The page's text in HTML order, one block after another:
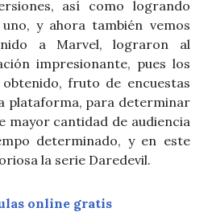
así como logrando
y ahora también vemos
a Marvel, lograron al
impresionante, pues los
fruto de encuestas
plataforma, para determinar
mayor cantidad de audiencia
determinado, y en este
la serie Daredevil.
online gratis